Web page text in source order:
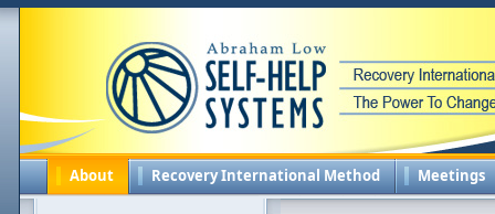
About Recovery International Method Meetings